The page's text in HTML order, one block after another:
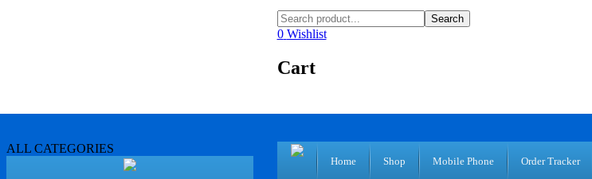
Search
0 Wishlist
Cart
ALL CATEGORIES
Home Shop Mobile Phone Order Tracker